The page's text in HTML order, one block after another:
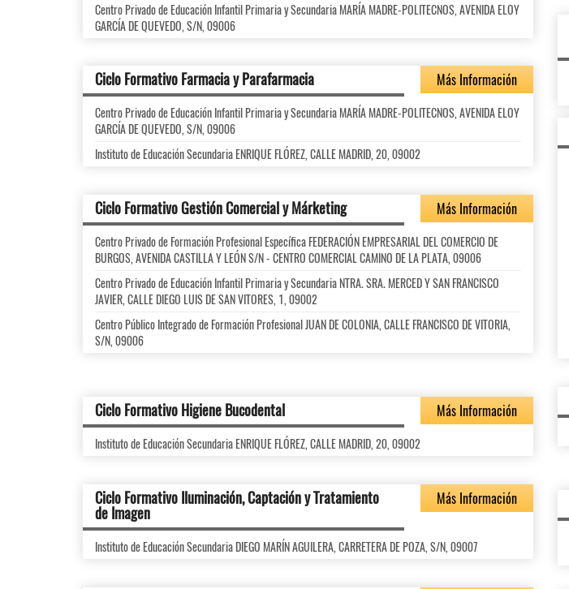
Centro Privado de Educación Infantil Primaria y Secundaria MARÍA MADRE-POLITECNOS, AVENIDA ELOY
GARCÍA DE QUEVEDO, S/N, 09006
Ciclo Formativo Farmacia y Parafarmacia Más Información
Centro Privado de Educación Infantil Primaria y Secundaria MARÍA MADRE-POLITECNOS, AVENIDA ELOY
GARCÍA DE QUEVEDO, S/N, 09006
Instituto de Educación Secundaria ENRIQUE FLÓREZ, CALLE MADRID, 20, 09002
Ciclo Formativo Gestión Comercial y Márketing Más Información
Centro Privado de Formación Profesional Específica FEDERACIÓN EMPRESARIAL DEL COMERCIO DE
BURGOS, AVENIDA CASTILLA Y LEÓN S/N - CENTRO COMERCIAL CAMINO DE LA PLATA, 09006
Centro Privado de Educación Infantil Primaria y Secundaria NTRA. SRA. MERCED Y SAN FRANCISCO
JAVIER, CALLE DIEGO LUIS DE SAN VITORES, 1, 09002
Centro Público Integrado de Formación Profesional JUAN DE COLONIA, CALLE FRANCISCO DE VITORIA,
S/N, 09006
Ciclo Formativo Higiene Bucodental Más Información
Instituto de Educación Secundaria ENRIQUE FLÓREZ, CALLE MADRID, 20, 09002
Ciclo Formativo Iluminación, Captación y Tratamiento
de Imagen
Más Información
Instituto de Educación Secundaria DIEGO MARÍN AGUILERA, CARRETERA DE POZA, S/N, 09007